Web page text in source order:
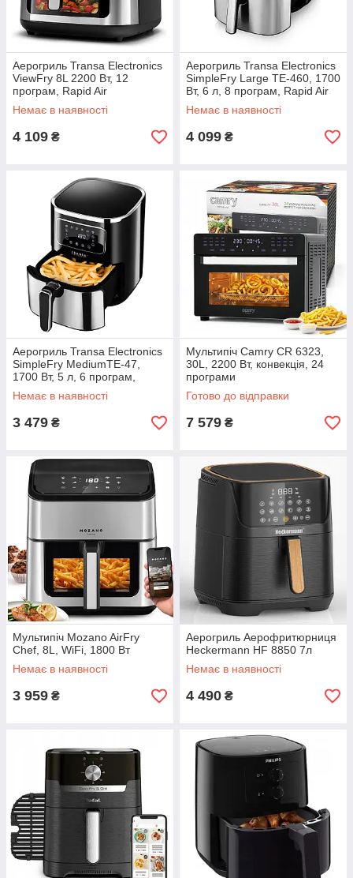
Аерогриль Transa Electronics
ViewFry 8L 2200 Вт, 12
програм, Rapid Air
Немає в наявності
4 109 ₴
Аерогриль Transa Electronics
SimpleFry Large TE-460, 1700
Вт, 6 л, 8 програм, Rapid Air
Немає в наявності
4 099 ₴
Аерогриль Transa Electronics
SimpleFry MediumTE-47,
1700 Вт, 5 л, 6 програм,
Rapid Air
Немає в наявності
3 479 ₴
Мультипіч Camry CR 6323,
30L, 2200 Вт, конвекція, 24
програми
Готово до відправки
7 579 ₴
Мультипіч Mozano AirFry
Chef, 8L, WiFi, 1800 Вт
Немає в наявності
3 959 ₴
Аерогриль Аерофритюрниця
Heckermann HF 8850 7л
Немає в наявності
4 490 ₴